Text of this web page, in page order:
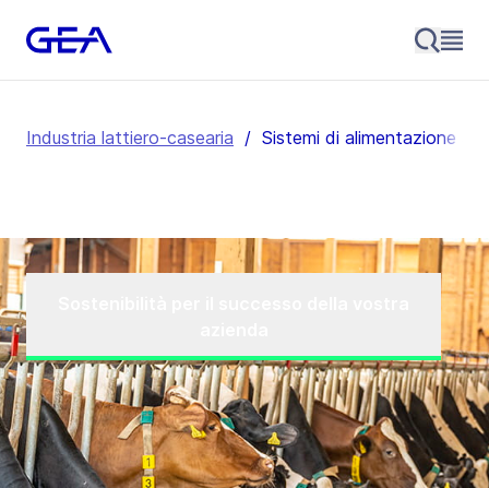
Industria lattiero-casearia / Sistemi di alimentazione